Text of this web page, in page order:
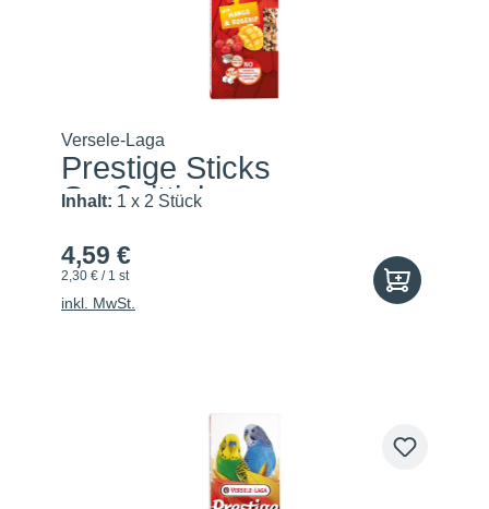
Versele-Laga
Prestige Sticks
Großsittich...
Inhalt: 1 x 2 Stück
4,59 €
2,30 € / 1 st
inkl. MwSt.